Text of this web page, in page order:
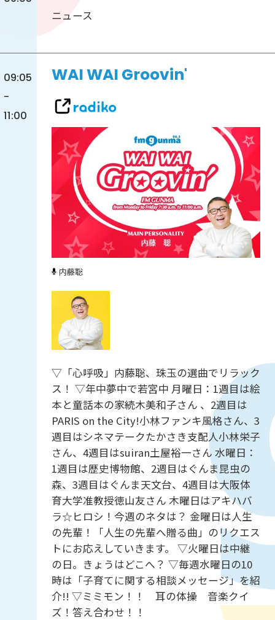
ニュース
09:05
-
11:00
WAI WAI Groovin'
内藤聡
▽「心呼吸」内藤聡、珠玉の選曲でリラック
ス！ ▽年中夢中で若宮中 月曜日：1週目は絵
本と童話本の家続木美和子さん 、2週目は
PARIS on the City!小林ファンキ風格さん、3
週目はシネマテークたかさき支配人小林栄子
さん、4週目はsuiran土屋裕一さん 水曜日：
1週目は歴史博物館、2週目はぐんま昆虫の
森、3週目はぐんま天文台、4週目は大阪体
育大学准教授徳山友さん 木曜日はアキハバ
ラ☆ヒロシ！今週のネタは？ 金曜日は人生
の先輩！「人生の先輩へ贈る曲」のリクエス
トにお応えしていきます。 ▽火曜日は中継
の日。きょうはどこへ？ ▽毎週水曜日の10
時は「子育てに関する相談メッセージ」を紹
介!! ▽ミミモン！！ 耳の体操 音楽クイ
ズ！答え合わせ！！